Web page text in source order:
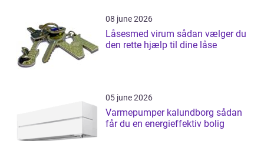
08 june 2026
Låsesmed virum sådan vælger du
den rette hjælp til dine låse
05 june 2026
Varmepumper kalundborg sådan
får du en energieffektiv bolig